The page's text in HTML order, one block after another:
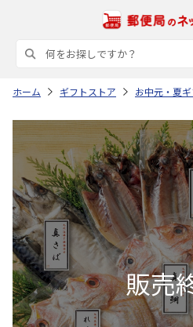
ホーム ギフトストア お中元・夏